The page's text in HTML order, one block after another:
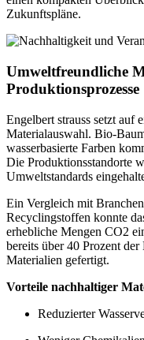
Zukunftspläne.
Umweltfreundliche
Produktionsprozesse
Engelbert strauss setzt auf
Materialauswahl. Bio-
wasserbasierte Farben
Die Produktionsstandorte
Umweltstandards
Ein Vergleich mit
Recyclingstoffen konnte
erhebliche Mengen CO2
bereits über 40 Prozent
Materialien gefertigt.
Vorteile nachhaltiger
Reduzierter